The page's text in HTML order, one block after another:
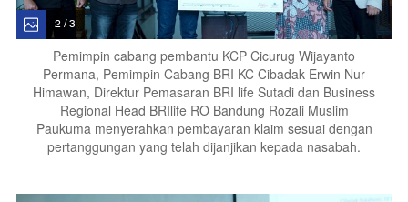
2 / 3
Pemimpin cabang pembantu KCP Cicurug Wijayanto
Permana, Pemimpin Cabang BRI KC Cibadak Erwin Nur
Himawan, Direktur Pemasaran BRI life Sutadi dan Business
Regional Head BRIlife RO Bandung Rozali Muslim
Paukuma menyerahkan pembayaran klaim sesuai dengan
pertanggungan yang telah dijanjikan kepada nasabah.